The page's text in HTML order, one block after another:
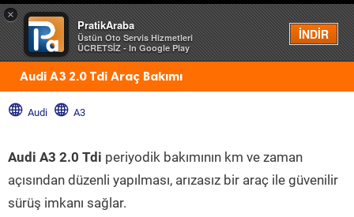
×
PratikAraba
Üstün Oto Servis Hizmetleri
ÜCRETSİZ - In Google Play
İNDİR
Menü
Audi A3 2.0 Tdi Araç Bakımı
Audi A3
Audi A3 2.0 Tdi periyodik bakımının km ve zaman
açısından düzenli yapılması, arızasız bir araç ile güvenilir
sürüş imkanı sağlar.